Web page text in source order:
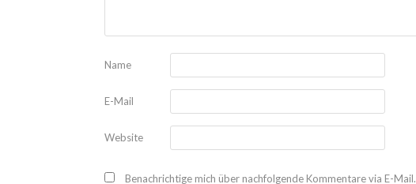
Name
E-Mail
Website
Benachrichtige mich über nachfolgende Kommentare via E-Mail.